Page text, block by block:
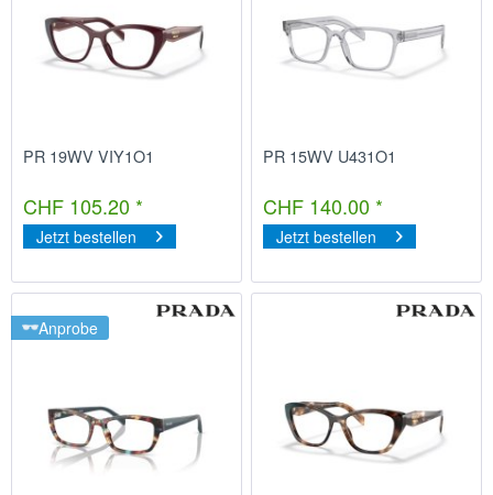
PR 19WV VIY1O1
CHF 105.20 *
Jetzt bestellen
PR 15WV U431O1
CHF 140.00 *
Jetzt bestellen
Anprobe